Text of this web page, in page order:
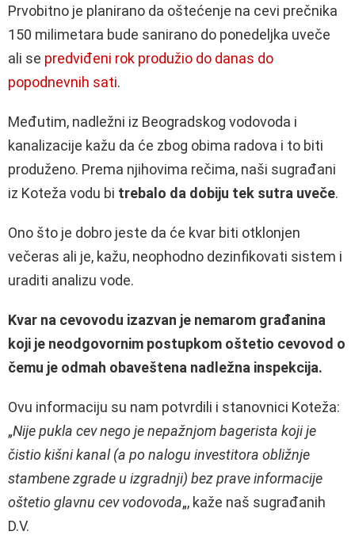
Prvobitno je planirano da oštećenje na cevi prečnika
150 milimetara bude sanirano do ponedeljka uveče
ali se predviđeni rok produžio do danas do
popodnevnih sati.
Međutim, nadležni iz Beogradskog vodovoda i
kanalizacije kažu da će zbog obima radova i to biti
produženo. Prema njihovima rečima, naši sugrađani
iz Koteža vodu bi trebalo da dobiju tek sutra uveče.
Ono što je dobro jeste da će kvar biti otklonjen
večeras ali je, kažu, neophodno dezinfikovati sistem i
uraditi analizu vode.
Kvar na cevovodu izazvan je nemarom građanina
koji je neodgovornim postupkom oštetio cevovod o
čemu je odmah obaveštena nadležna inspekcija.
Ovu informaciju su nam potvrdili i stanovnici Koteža:
„Nije pukla cev nego je nepažnjom bagerista koji je
čistio kišni kanal (a po nalogu investitora obližnje
stambene zgrade u izgradnji) bez prave informacije
oštetio glavnu cev vodovoda„, kaže naš sugrađanih
D.V.